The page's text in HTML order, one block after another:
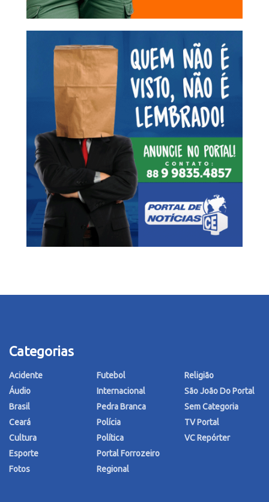
Categorias
Acidente
Áudio
Brasil
Ceará
Cultura
Esporte
Fotos
Futebol
Internacional
Pedra Branca
Polícia
Política
Portal Forrozeiro
Regional
Religião
São João Do Portal
Sem Categoria
TV Portal
VC Repórter